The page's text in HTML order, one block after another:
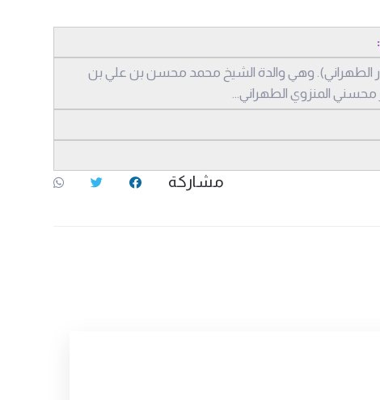
الطهراني). وهي والدة الشيخ محمد محسن بن علي بن
المنزوي الطهراني...
مشاركة